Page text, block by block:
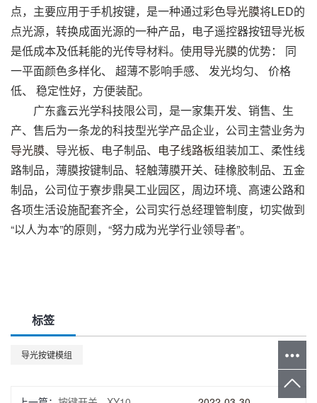
点，主要应用于手机按键，是一种通过彩色导光膜将LED的
点光源，转换成面光源的一种产品，电子遥控器按钮导光板
是低成本及低耗能的光传导材料。使用导光膜的优势： 同
一平面颜色多样化、 超薄不影响手感、 发光均匀、 价格
低、 稳定性好，方便装配。
广东鑫云光学科技限公司，是一家集开发、销售、生
产、售后为一条龙的科技型光学产品企业，公司主营业务为
导光膜、导光板、电子制品、 电子线路板组装加工、柔性线
路制品，薄膜按键制品、轻触薄膜开关、硅橡胶制品、五金
制品，公司位于寮步鼎昊工业园区，周边环境、高速公路和
各项生活设施配套齐全，公司实行总经理管制度，切实做到
“以人为本”的原则，“努力成为光学行业领导者”。
标签
导光按键模组